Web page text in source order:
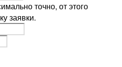
точно, от этого
заявки.